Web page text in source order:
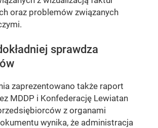
oraz problemów związanych
sprawdza
zaprezentowano także raport
MDDP i Konfederację Lewiatan
z organami
wynika, że administracja